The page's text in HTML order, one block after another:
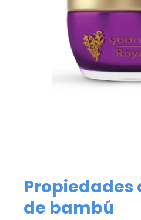
Propiedades
de bambú